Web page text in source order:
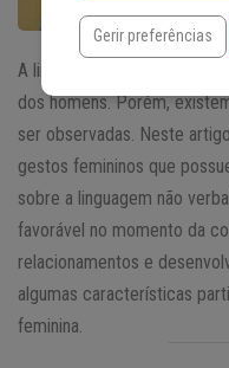
A linguagem corporal
dos homens. Porém,
ser observadas. Neste
gestos femininos que
sobre a linguagem não
favorável no momento da
relacionamentos e
algumas características
feminina.
Gerir preferências